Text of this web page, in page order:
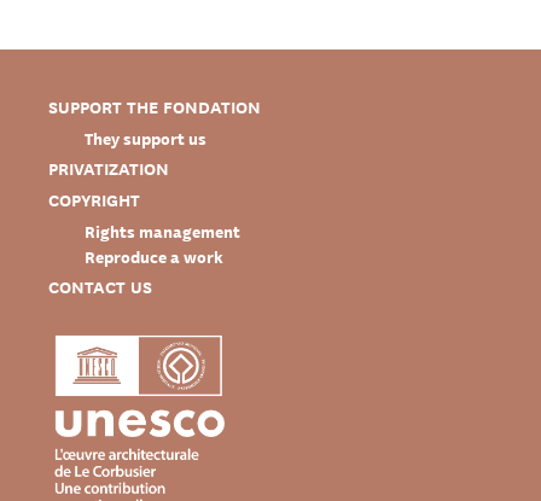
SUPPORT THE FONDATION
They support us
PRIVATIZATION
COPYRIGHT
Rights management
Reproduce a work
CONTACT US